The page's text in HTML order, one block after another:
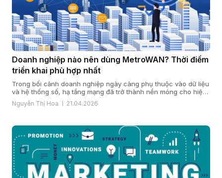
Doanh nghiệp nào nên dùng MetroWAN? Thời điểm
triển khai phù hợp nhất
Trong bối cảnh doanh nghiệp ngày càng phụ thuộc vào dữ liệu
và hệ thống số, hạ tầng mạng đã trở thành nền móng cho hiệu
quả vận hành và năng lực cạnh tranh. Khi quy mô mở rộng, chi
nhánh gia tăng và yêu cầu bảo mật, ổn định ngày càng cao,
Nguyễn Thị Hoa 21.04.2026